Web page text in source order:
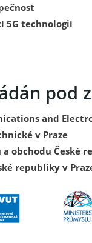
5G technologií
pod
and
v Praze
obchodu České
republiky v